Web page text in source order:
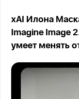
xAI Илона
Imagine Image
умеет менять